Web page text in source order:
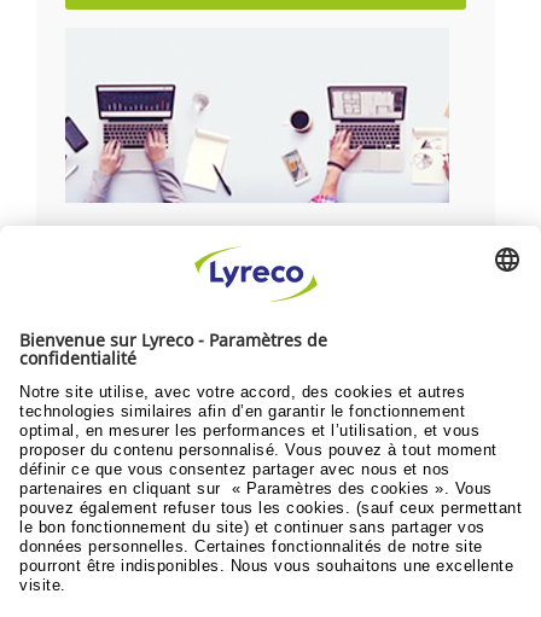
Découvrez nos catégories
pour chaque type d’espace de
travail: